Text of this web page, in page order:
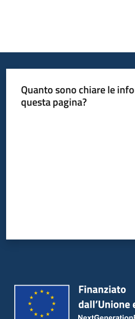
Quanto sono chiare le
questa pagina?